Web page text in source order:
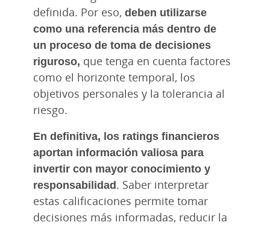
definida. Por eso, deben utilizarse
como una referencia más dentro de
un proceso de toma de decisiones
riguroso, que tenga en cuenta factores
como el horizonte temporal, los
objetivos personales y la tolerancia al
riesgo.
En definitiva, los ratings financieros
aportan información valiosa para
invertir con mayor conocimiento y
responsabilidad. Saber interpretar
estas calificaciones permite tomar
decisiones más informadas, reducir la